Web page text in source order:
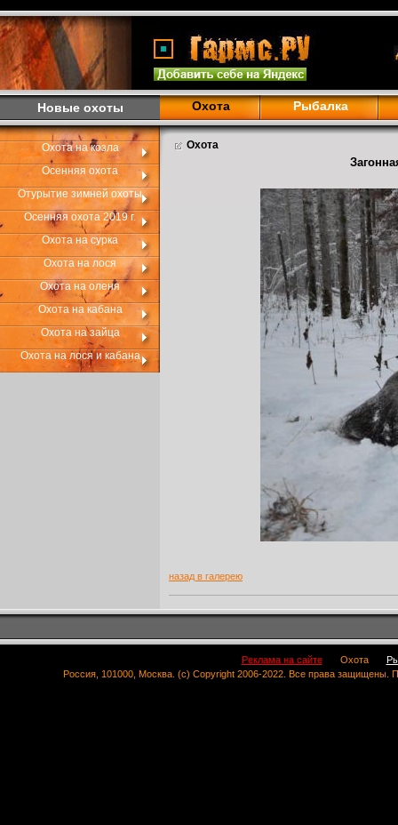
Новые охоты Охота Рыбалка
Охота на козла
Осенняя охота
Отурытие зимней охоты
Осенняя охота 2019 г.
Охота на сурка
Охота на лося
Охота на оленя
Охота на кабана
Охота на зайца
Охота на лося и кабана
Охота
назад в галерею
Реклама на сайте Охота
Россия, 101000, Москва. (c) Copyright 2006-2022. Все права защищены.